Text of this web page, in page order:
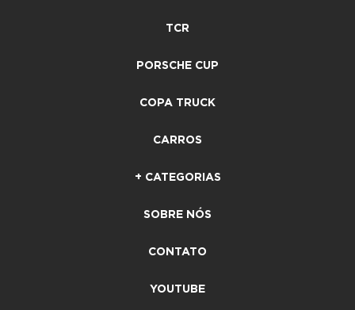
TCR
PORSCHE CUP
COPA TRUCK
CARROS
+ CATEGORIAS
SOBRE NÓS
CONTATO
YOUTUBE